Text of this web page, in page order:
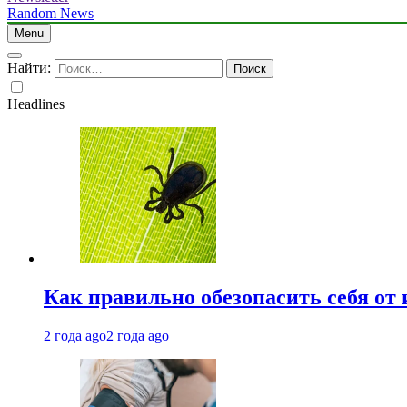
Random News
Menu
Найти:
Headlines
Как правильно обезопасить себя
2 года ago2 года ago